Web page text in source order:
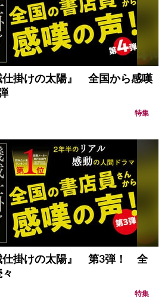
仕掛けの太陽』 全国から感嘆
特集
仕掛けの太陽』 第3弾！ 全
特集